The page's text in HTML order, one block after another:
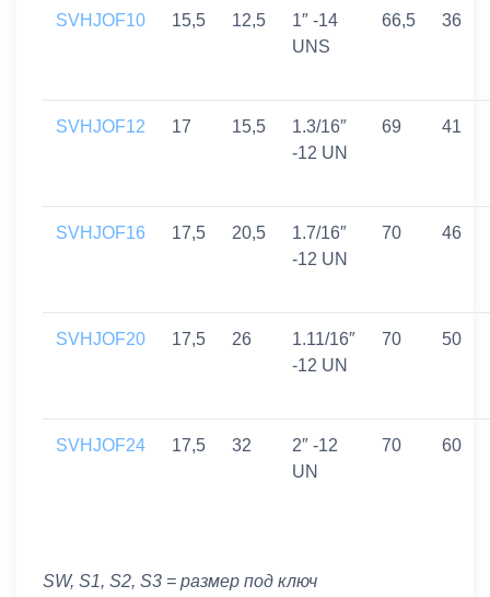
SVHJOF10 15,5 12,5
1″ -14
UNS
66,5 36
SVHJOF12 17 15,5
1.3/16″
-12 UN
69 41
SVHJOF16 17,5 20,5
1.7/16″
-12 UN
70 46
SVHJOF20 17,5 26
1.11/16″
-12 UN
70 50
SVHJOF24 17,5 32
2″ -12
UN
70 60
SW, S1, S2, S3 = размер под ключ